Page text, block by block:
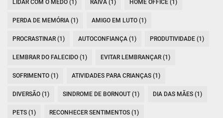
LIDAR COM O MEDO (1) RAIVA (1) HOME OFFICE (1)
PERDA DE MEMÓRIA (1) AMIGO EM LUTO (1)
PROCRASTINAR (1) AUTOCONFIANÇA (1) PRODUTIVIDADE (1)
LEMBRAR DO FALECIDO (1) EVITAR LEMBRANÇAR (1)
SOFRIMENTO (1) ATIVIDADES PARA CRIANÇAS (1)
DIVERSÃO (1) SINDROME DE BORNOUT (1) DIA DAS MÃES (1)
PETS (1) RECONHECER SENTIMENTOS (1)